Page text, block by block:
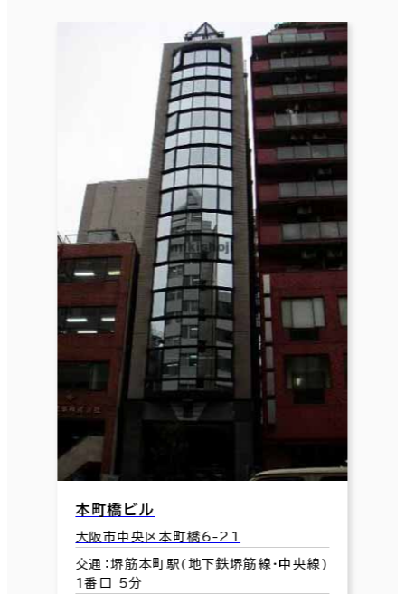
本町橋ビル
大阪市中央区本町橋6-21
交通：堺筋本町駅(地下鉄堺筋線･中央線)
1番口 5分